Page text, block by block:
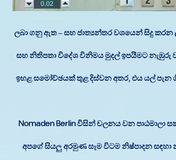
ලබා ගනු ඇත – සහ ජාත්‍යන්තර වශයෙන් සිදු
සහ නිතිපතා විදේශ විනිමය මුදල් ඉපයීමට
ඉහළ සමෝච්ඡයක් තුළ දිස්වන අතර, එය යල් පැන
Nomaden Berlin විසින් චලනය වන
අපගේ සියලු අරමුණ සෑම විටම නිෂ්පාදන